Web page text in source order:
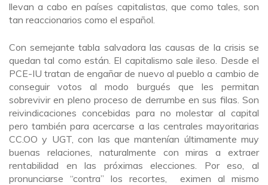
llevan a cabo en países capitalistas, que como tales, son
tan reaccionarios como el español.
Con semejante tabla salvadora las causas de la crisis se
quedan tal como están. El capitalismo sale ileso. Desde el
PCE-IU tratan de engañar de nuevo al pueblo a cambio de
conseguir votos al modo burgués que les permitan
sobrevivir en pleno proceso de derrumbe en sus filas. Son
reivindicaciones concebidas para no molestar al capital
pero también para acercarse a las centrales mayoritarias
CC.OO y UGT, con las que mantenían últimamente muy
buenas relaciones, naturalmente con miras a extraer
rentabilidad en las próximas elecciones. Por eso, al
pronunciarse “contra” los recortes, eximen al mismo